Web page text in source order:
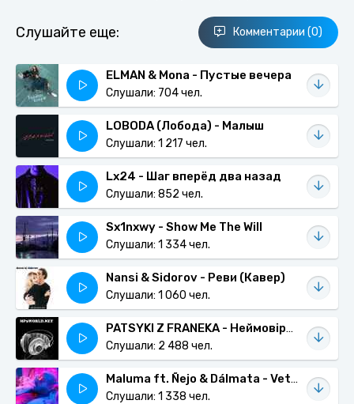
Слушайте еще: Комментарии (0)
ELMAN & Mona - Пустые вечера
Слушали: 704 чел.
LOBODA (Лобода) - Малыш
Слушали: 1 217 чел.
Lx24 - Шаг вперёд два назад
Слушали: 852 чел.
Sx1nxwy - Show Me The Will
Слушали: 1 334 чел.
Nansi & Sidorov - Реви (Кавер)
Слушали: 1 060 чел.
PATSYKI Z FRANEKA - Неймовірна повстанська пісня (Live)
Слушали: 2 488 чел.
Maluma ft. Ñejo & Dálmata - Vete Vete
Слушали: 1 338 чел.